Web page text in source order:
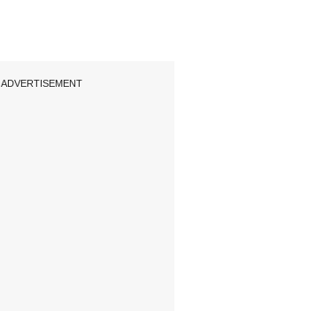
ADVERTISEMENT